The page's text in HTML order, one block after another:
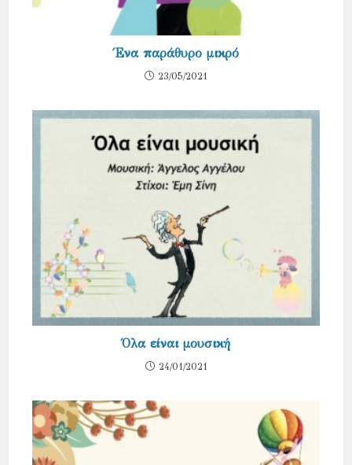
Ένα παράθυρο μικρό
23/05/2021
Όλα είναι μουσική
24/01/2021